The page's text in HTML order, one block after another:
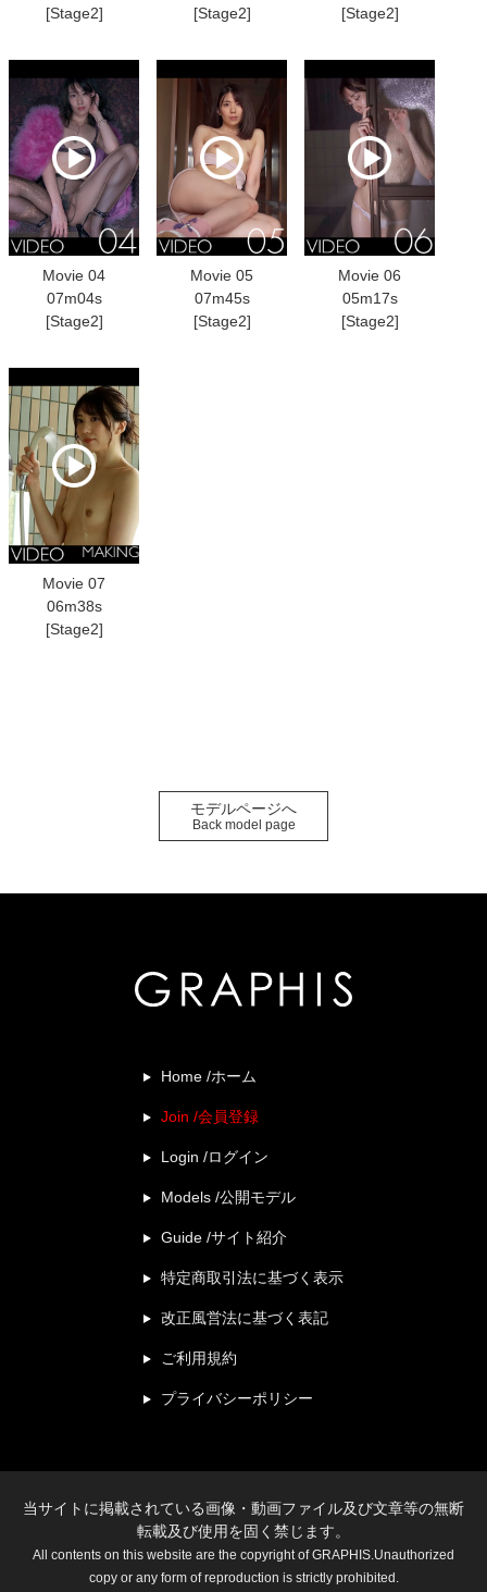
[Stage2]
[Stage2]
[Stage2]
Movie 04
07m04s
[Stage2]
Movie 05
07m45s
[Stage2]
Movie 06
05m17s
[Stage2]
Movie 07
06m38s
[Stage2]
モデルページへ
Back model page
Home /ホーム
Join /会員登録
Login /ログイン
Models /公開モデル
Guide /サイト紹介
特定商取引法に基づく表示
改正風営法に基づく表記
ご利用規約
プライバシーポリシー
当サイトに掲載されている画像・動画ファイル及び文章等の無断
転載及び使用を固く禁じます。
All contents on this website are the copyright of GRAPHIS.Unauthorized
copy or any form of reproduction is strictly prohibited.